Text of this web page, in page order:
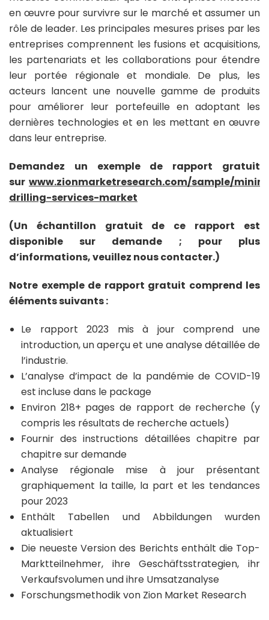
en œuvre pour survivre sur le marché et assumer un
rôle de leader. Les principales mesures prises par les
entreprises comprennent les fusions et acquisitions,
les partenariats et les collaborations pour étendre
leur portée régionale et mondiale. De plus, les
acteurs lancent une nouvelle gamme de produits
pour améliorer leur portefeuille en adoptant les
dernières technologies et en les mettant en œuvre
dans leur entreprise.
Demandez un exemple de rapport gratuit
sur www.zionmarketresearch.com/sample/
drilling-services-market
(Un échantillon gratuit de ce rapport est
disponible sur demande ; pour plus
d’informations, veuillez nous contacter.)
Notre exemple de rapport gratuit comprend les
éléments suivants :
Le rapport 2023 mis à jour comprend une
introduction, un aperçu et une analyse détaillée de
l’industrie.
L’analyse d’impact de la pandémie de COVID-19
est incluse dans le package
Environ 218+ pages de rapport de recherche (y
compris les résultats de recherche actuels)
Fournir des instructions détaillées chapitre par
chapitre sur demande
Analyse régionale mise à jour présentant
graphiquement la taille, la part et les tendances
pour 2023
Enthält Tabellen und Abbildungen wurden
aktualisiert
Die neueste Version des Berichts enthält die Top-
Marktteilnehmer, ihre Geschäftsstrategien, ihr
Verkaufsvolumen und ihre Umsatzanalyse
Forschungsmethodik von Zion Market Research